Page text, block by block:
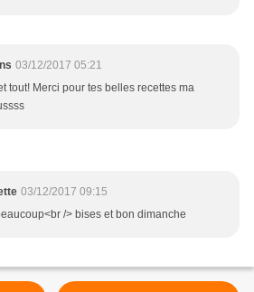
03/12/2017 05:21
tout! Merci pour tes belles recettes ma
03/12/2017 09:15
/> bises et bon dimanche